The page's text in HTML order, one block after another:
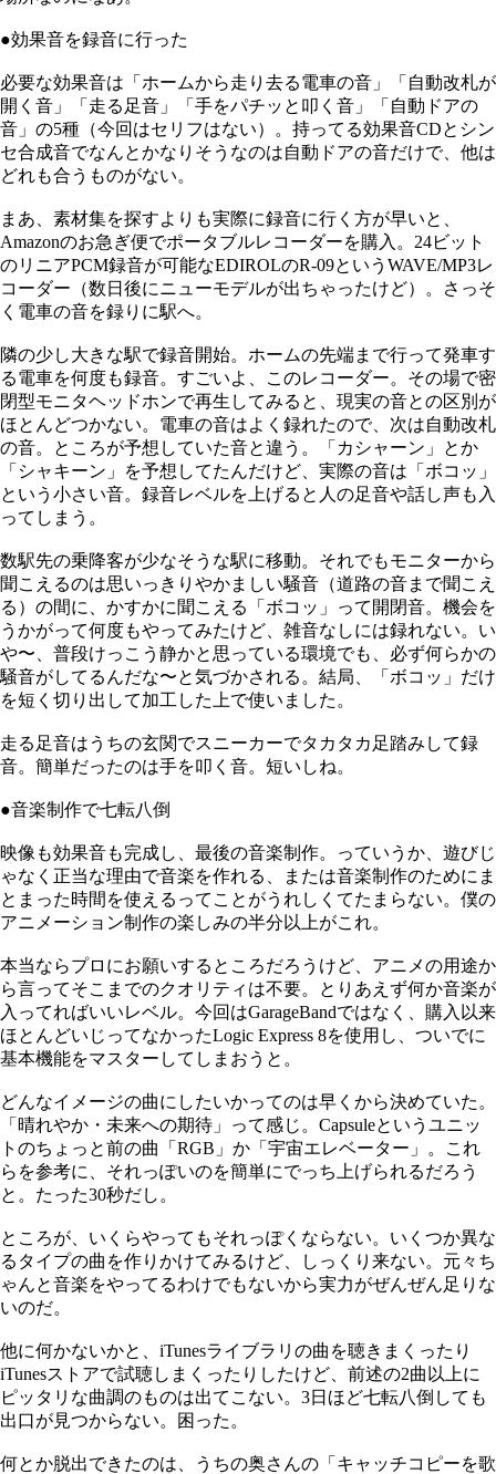
●効果音を録音に行った
必要な効果音は「ホームから走り去る電車の音」「自動改札が
開く音」「走る足音」「手をパチッと叩く音」「自動ドアの
音」の5種（今回はセリフはない）。持ってる効果音CDとシン
セ合成音でなんとかなりそうなのは自動ドアの音だけで、他は
どれも合うものがない。
まあ、素材集を探すよりも実際に録音に行く方が早いと、
Amazonのお急ぎ便でポータブルレコーダーを購入。24ビット
のリニアPCM録音が可能なEDIROLのR-09というWAVE/MP3レ
コーダー（数日後にニューモデルが出ちゃったけど）。さっそ
く電車の音を録りに駅へ。
隣の少し大きな駅で録音開始。ホームの先端まで行って発車す
る電車を何度も録音。すごいよ、このレコーダー。その場で密
閉型モニタヘッドホンで再生してみると、現実の音との区別が
ほとんどつかない。電車の音はよく録れたので、次は自動改札
の音。ところが予想していた音と違う。「カシャーン」とか
「シャキーン」を予想してたんだけど、実際の音は「ボコッ」
という小さい音。録音レベルを上げると人の足音や話し声も入
ってしまう。
数駅先の乗降客が少なそうな駅に移動。それでもモニターから
聞こえるのは思いっきりやかましい騒音（道路の音まで聞こえ
る）の間に、かすかに聞こえる「ボコッ」って開閉音。機会を
うかがって何度もやってみたけど、雑音なしには録れない。い
や〜、普段けっこう静かと思っている環境でも、必ず何らかの
騒音がしてるんだな〜と気づかされる。結局、「ボコッ」だけ
を短く切り出して加工した上で使いました。
走る足音はうちの玄関でスニーカーでタカタカ足踏みして録
音。簡単だったのは手を叩く音。短いしね。
●音楽制作で七転八倒
映像も効果音も完成し、最後の音楽制作。っていうか、遊びじ
ゃなく正当な理由で音楽を作れる、または音楽制作のためにま
とまった時間を使えるってことがうれしくてたまらない。僕の
アニメーション制作の楽しみの半分以上がこれ。
本当ならプロにお願いするところだろうけど、アニメの用途か
ら言ってそこまでのクオリティは不要。とりあえず何か音楽が
入ってればいいレベル。今回はGarageBandではなく、購入以来
ほとんどいじってなかったLogic Express 8を使用し、ついでに
基本機能をマスターしてしまおうと。
どんなイメージの曲にしたいかってのは早くから決めていた。
「晴れやか・未来への期待」って感じ。Capsuleというユニッ
トのちょっと前の曲「RGB」か「宇宙エレベーター」。これ
らを参考に、それっぽいのを簡単にでっち上げられるだろう
と。たった30秒だし。
ところが、いくらやってもそれっぽくならない。いくつか異な
るタイプの曲を作りかけてみるけど、しっくり来ない。元々ち
ゃんと音楽をやってるわけでもないから実力がぜんぜん足りな
いのだ。
他に何かないかと、iTunesライブラリの曲を聴きまくったり
iTunesストアで試聴しまくったりしたけど、前述の2曲以上に
ピッタリな曲調のものは出てこない。3日ほど七転八倒しても
出口が見つからない。困った。
何とか脱出できたのは、うちの奥さんの「キャッチコピーを歌